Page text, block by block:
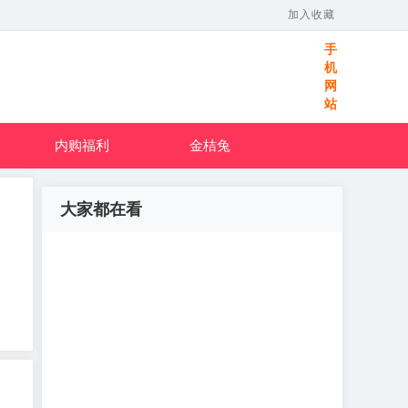
加入收藏
手
机
网
站
内购福利 金桔兔
大家都在看